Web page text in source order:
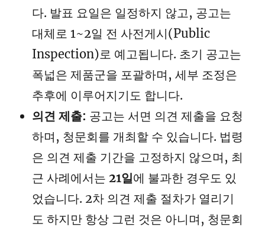
다. 발표 요일은 일정하지 않고, 공고는
대체로 1~2일 전 사전게시(Public
Inspection)로 예고됩니다. 초기 공고는
폭넓은 제품군을 포괄하며, 세부 조정은
추후에 이루어지기도 합니다.
의견 제출: 공고는 서면 의견 제출을 요청
하며, 청문회를 개최할 수 있습니다. 법령
은 의견 제출 기간을 고정하지 않으며, 최
근 사례에서는 21일에 불과한 경우도 있
었습니다. 2차 의견 제출 절차가 열리기
도 하지만 항상 그런 것은 아니며, 청문회